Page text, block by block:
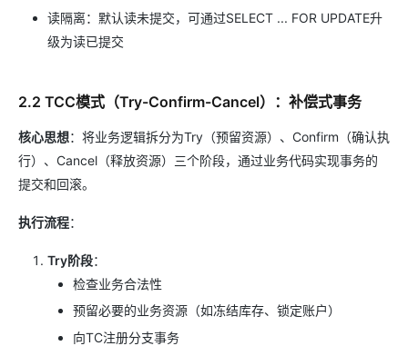
读隔离：默认读未提交，可通过SELECT ... FOR UPDATE升
级为读已提交
2.2 TCC模式（Try-Confirm-Cancel）：补偿式事务
核心思想：将业务逻辑拆分为Try（预留资源）、Confirm（确认执
行）、Cancel（释放资源）三个阶段，通过业务代码实现事务的
提交和回滚。
执行流程：
Try阶段：
检查业务合法性
预留必要的业务资源（如冻结库存、锁定账户）
向TC注册分支事务